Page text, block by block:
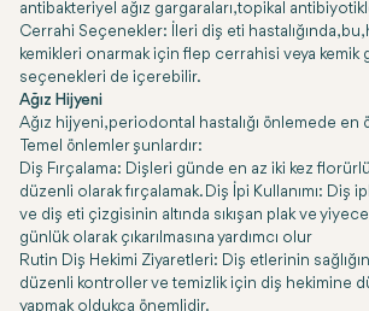
antibakteriyel ağız gargaraları, topikal
Cerrahi Seçenekler: İleri diş eti hastalığında, bu,
kemikleri onarmak için flep cerrahisi veya
seçenekleri de içerebilir.
Ağız Hijyeni
Ağız hijyeni, periodontal hastalığı önlemede en
Temel önlemler şunlardır:
Diş Fırçalama: Dişleri günde en az iki kez
düzenli olarak fırçalamak. Diş İpi Kullanımı: Diş
ve diş eti çizgisinin altında sıkışan plak ve
günlük olarak çıkarılmasına yardımcı olur
Rutin Diş Hekimi Ziyaretleri: Diş etlerinin
düzenli kontroller ve temizlik için diş hekimine
yapmak oldukça önemlidir.